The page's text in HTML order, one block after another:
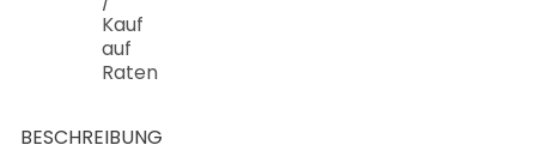
BESCHREIBUNG